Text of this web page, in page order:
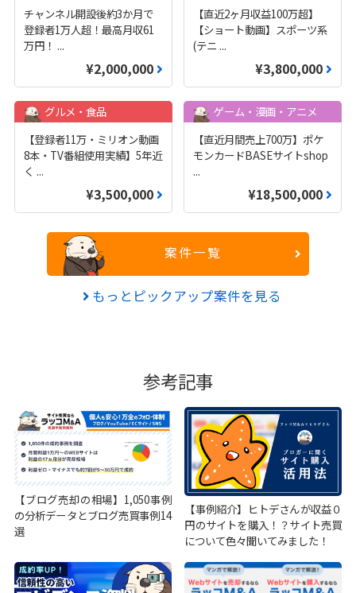
チャンネル開設後約3か月で
登録者1万人超！最高月収61
万円！ ...
¥2,000,000
【直近2ヶ月収益100万超】
【ショート動画】スポーツ系
(テニ ...
¥3,800,000
グルメ・食品
【登録者11万・ミリオン動画
8本・TV番組使用実績】5年近
く ...
¥3,500,000
ゲーム・漫画・アニメ
【直近月間売上700万】ポケ
モンカードBASEサイトshop
...
¥18,500,000
案件一覧
もっとピックアップ案件を見る
参考記事
【ブログ売却の相場】1,050事例
の分析データとブログ売買事例14
選
【事例紹介】ヒトデさんが収益０
円のサイトを購入！？サイト売買
について色々聞いてみました！